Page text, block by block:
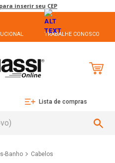
inserir seu CEP
TRABALHE CONOSCO
Lista de compras
Banho Cabelos